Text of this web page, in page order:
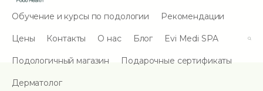
Обучение и курсы по подологии Рекомендации
Цены Контакты О нас Блог Evi Medi SPA
Подологичный магазин Подарочные сертификаты
Дерматолог